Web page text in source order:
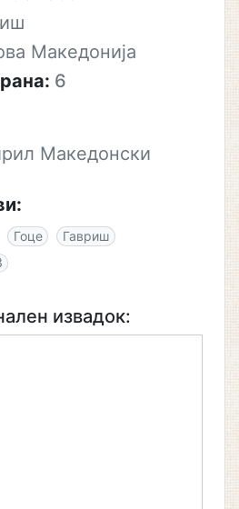
Македонија
6
Македонски
Гоце
Гавриш
извадок: